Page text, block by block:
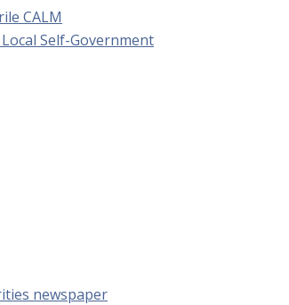
CALM
Self-Government
newspaper